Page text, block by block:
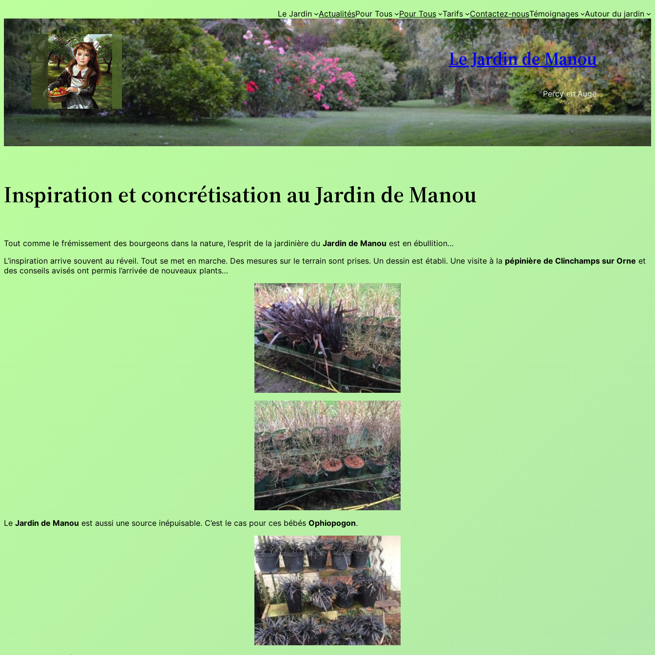
au
contenu
Le Jardin ActualitésPour Tous Pour Tous Tarifs Contactez-nousTémoignages Autour du jardin
Le Jardin de Manou
Percy en Auge
Inspiration et concrétisation au Jardin de Manou
Tout comme le frémissement des bourgeons dans la nature, l’esprit de la jardinière du Jardin de Manou est en ébullition…
L’inspiration arrive souvent au réveil. Tout se met en marche. Des mesures sur le terrain sont prises. Un dessin est établi. Une visite à la pépinière de Clinchamps sur Orne et
des conseils avisés ont permis l’arrivée de nouveaux plants…
Le Jardin de Manou est aussi une source inépuisable. C’est le cas pour ces bébés Ophiopogon.